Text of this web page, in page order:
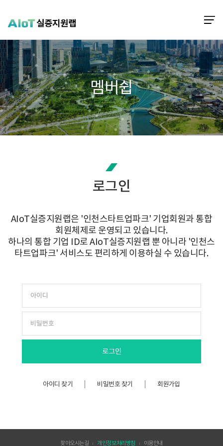
멤버쉽
로그인
AIoT실증지원랩은 '인천스타트업파크' 기업회원과 통합
회원체제로 운영되고 있습니다.
하나의 통합 기업 ID로 AIoT실증지원랩 뿐 아니라 '인천스
타트업파크' 서비스도 편리하게 이용하실 수 있습니다.
아이디 찾기 비밀번호 찾기 회원가입
찾아오시는길 개인정보처리방침 이용안내